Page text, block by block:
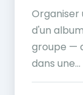
Organiser
d'un
groupe —
dans une...